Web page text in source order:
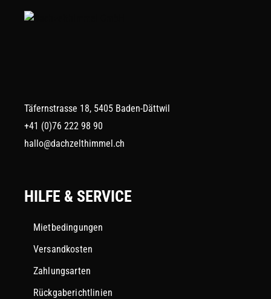
Täfernstrasse 18, 5405 Baden-Dättwil
+41 (0)76 222 98 90
hallo@dachzelthimmel.ch
HILFE & SERVICE
Mietbedingungen
Versandkosten
Zahlungsarten
Rückgaberichtlinien